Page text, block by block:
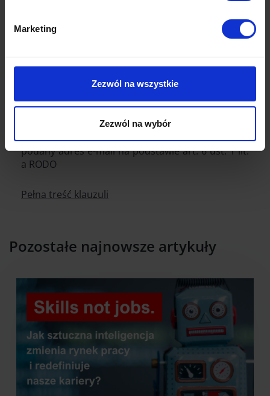
Marketing
Zezwól na wszystkie
Zezwól na wybór
Wyrażam zgodę na przetwarzanie moich danych
administratora danych osobowych, w celach
otrzymywania informacji marketingowych
wysyłanych przez Grupę Adnext Sp. z o.o na
podany adres e-mail na podstawie art. 6 ust. 1 lit.
a RODO
Pełna treść klauzuli
Pozostałe najnowsze artykuły